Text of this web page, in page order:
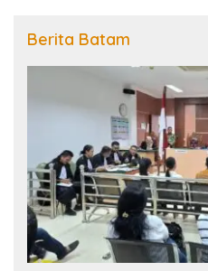
Berita Batam